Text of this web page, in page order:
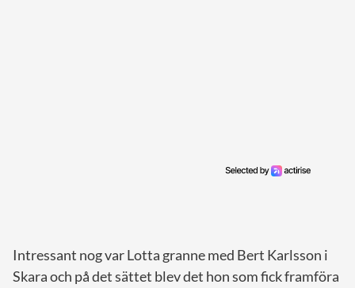
Intressant nog var Lotta granne med Bert Karlsson i
Skara och på det sättet blev det hon som fick framföra